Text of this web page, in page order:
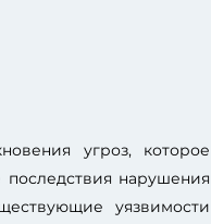
угроз, которое
нарушения
уязвимости